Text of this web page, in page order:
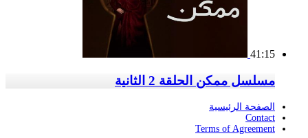
41:15
مسلسل ممكن الحلقة 2 الثانية
الصفحة الرئيسية
Contact
Terms of Agreement